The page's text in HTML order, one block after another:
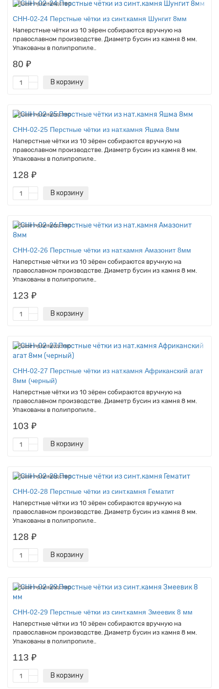
Наше производство
CHH-02-24 Перстные чётки из синт.камня Шунгит 8мм
Наперстные чётки из 10 зёрен собираются вручную на
православном производстве. Диаметр бусин из камня 8 мм.
Упакованы в полипропиле..
80 ₽
В корзину
Наше производство
CHH-02-25 Перстные чётки из нат.камня Яшма 8мм
Наперстные чётки из 10 зёрен собираются вручную на
православном производстве. Диаметр бусин из камня 8 мм.
Упакованы в полипропиле..
128 ₽
В корзину
Наше производство
CHH-02-26 Перстные чётки из нат.камня Амазонит 8мм
Наперстные чётки из 10 зёрен собираются вручную на
православном производстве. Диаметр бусин из камня 8 мм.
Упакованы в полипропиле..
123 ₽
В корзину
Наше производство
CHH-02-27 Перстные чётки из нат.камня Африканский агат
8мм (черный)
Наперстные чётки из 10 зёрен собираются вручную на
православном производстве. Диаметр бусин из камня 8 мм.
Упакованы в полипропиле..
103 ₽
В корзину
Наше производство
CHH-02-28 Перстные чётки из синт.камня Гематит
Наперстные чётки из 10 зёрен собираются вручную на
православном производстве. Диаметр бусин из камня 8 мм.
Упакованы в полипропиле..
128 ₽
В корзину
Наше производство
CHH-02-29 Перстные чётки из синт.камня Змеевик 8 мм
Наперстные чётки из 10 зёрен собираются вручную на
православном производстве. Диаметр бусин из камня 8 мм.
Упакованы в полипропиле..
113 ₽
В корзину